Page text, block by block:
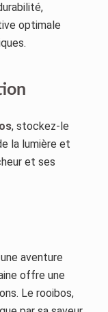
optimale
, stockez-le
la lumière et
et ses
aventure
offre une
Le rooibos,